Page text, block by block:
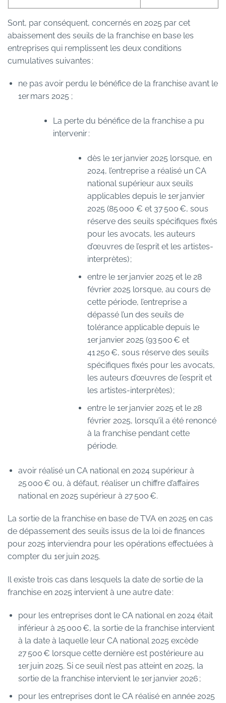
Sont, par conséquent, concernés en 2025 par cet
abaissement des seuils de la franchise en base les
entreprises qui remplissent les deux conditions
cumulatives suivantes :
ne pas avoir perdu le bénéfice de la franchise avant le
1er mars 2025 ;
La perte du bénéfice de la franchise a pu
intervenir :
dès le 1er janvier 2025 lorsque, en
2024, l’entreprise a réalisé un CA
national supérieur aux seuils
applicables depuis le 1er janvier
2025 (85 000 € et 37 500 €, sous
réserve des seuils spécifiques fixés
pour les avocats, les auteurs
d’œuvres de l’esprit et les artistes-
interprètes) ;
entre le 1er janvier 2025 et le 28
février 2025 lorsque, au cours de
cette période, l’entreprise a
dépassé l’un des seuils de
tolérance applicable depuis le
1er janvier 2025 (93 500 € et
41 250 €, sous réserve des seuils
spécifiques fixés pour les avocats,
les auteurs d’œuvres de l’esprit et
les artistes-interprètes) ;
entre le 1er janvier 2025 et le 28
février 2025, lorsqu’il a été renoncé
à la franchise pendant cette
période.
avoir réalisé un CA national en 2024 supérieur à
25 000 € ou, à défaut, réaliser un chiffre d’affaires
national en 2025 supérieur à 27 500 €.
La sortie de la franchise en base de TVA en 2025 en cas
de dépassement des seuils issus de la loi de finances
pour 2025 interviendra pour les opérations effectuées à
compter du 1er juin 2025.
Il existe trois cas dans lesquels la date de sortie de la
franchise en 2025 intervient à une autre date :
pour les entreprises dont le CA national en 2024 était
inférieur à 25 000 €, la sortie de la franchise intervient
à la date à laquelle leur CA national 2025 excède
27 500 € lorsque cette dernière est postérieure au
1er juin 2025. Si ce seuil n’est pas atteint en 2025, la
sortie de la franchise intervient le 1er janvier 2026 ;
pour les entreprises dont le CA réalisé en année 2025